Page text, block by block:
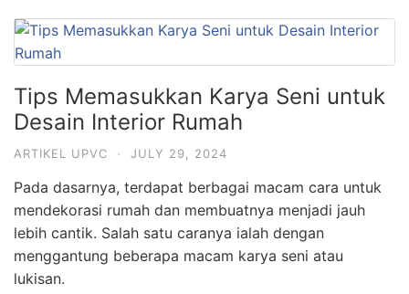
Tips Memasukkan Karya Seni untuk
Desain Interior Rumah
ARTIKEL UPVC · JULY 29, 2024
Pada dasarnya, terdapat berbagai macam cara untuk
mendekorasi rumah dan membuatnya menjadi jauh
lebih cantik. Salah satu caranya ialah dengan
menggantung beberapa macam karya seni atau
lukisan.